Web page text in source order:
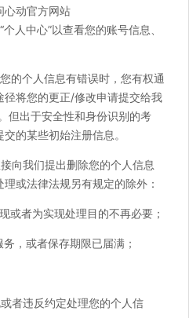
心动官方网站
中心”以查看您的账号信息、
的个人信息有错误时，您有权通
将您的更正/修改申请提交给我
但出于安全性和身份识别的考
的某些初始注册信息。
向我们提出删除您的个人信息
或法律法规另有规定的除外：
或者为实现处理目的不再必要；
，或者保存期限已届满；
者违反约定处理您的个人信